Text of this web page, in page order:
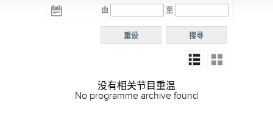
电台 电台
R5
电台
普通
由 至
搜寻
重设
没有相关节目重温
No programme archive found